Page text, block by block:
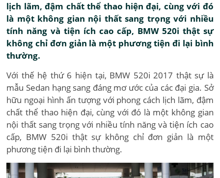
lịch lãm, đậm chất thể thao hiện đại, cùng với đó
là một không gian nội thất sang trọng với nhiều
tính năng và tiện ích cao cấp, BMW 520i thật sự
không chỉ đơn giản là một phương tiện đi lại bình
thường.
Với thế hệ thứ 6 hiện tại, BMW 520i 2017 thật sự là
mẫu Sedan hạng sang đáng mơ ước của các đại gia. Sở
hữu ngoại hình ấn tượng với phong cách lịch lãm, đậm
chất thể thao hiện đại, cùng với đó là một không gian
nội thất sang trọng với nhiều tính năng và tiện ích cao
cấp, BMW 520i thật sự không chỉ đơn giản là một
phương tiện đi lại bình thường.